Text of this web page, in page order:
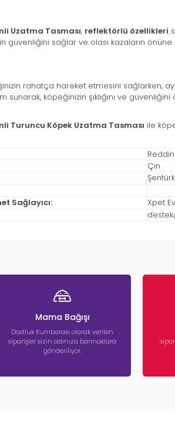
Uzatma Tasması, reflektörlü özellikleri
güvenliğini sağlar ve olası kazaların
rahatça hareket etmesini sağlarken,
köpeğinizin şıklığını ve
Turuncu Köpek Uzatma Tasması ile
Çin
Sağlayıcı:
Xpet
Mama Bağışı
Dostluk Kumbarası olarak verilen
siparişler sizin adınıza barınaklara
gönderiliyor.